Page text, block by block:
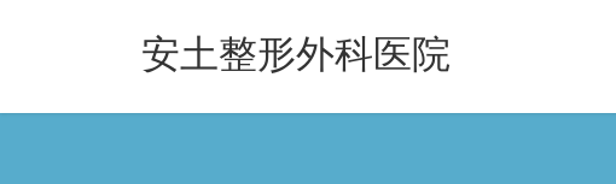
安土整形外科医院